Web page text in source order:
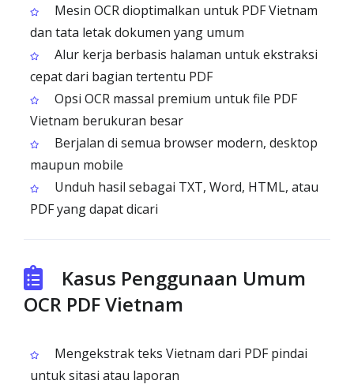
Mesin OCR dioptimalkan untuk PDF Vietnam
dan tata letak dokumen yang umum
Alur kerja berbasis halaman untuk ekstraksi
cepat dari bagian tertentu PDF
Opsi OCR massal premium untuk file PDF
Vietnam berukuran besar
Berjalan di semua browser modern, desktop
maupun mobile
Unduh hasil sebagai TXT, Word, HTML, atau
PDF yang dapat dicari
Kasus Penggunaan Umum
OCR PDF Vietnam
Mengekstrak teks Vietnam dari PDF pindai
untuk sitasi atau laporan